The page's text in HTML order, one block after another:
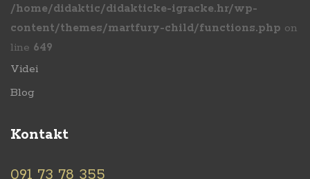
/home/didaktic/didakticke-igracke.hr/wp-
content/themes/martfury-child/functions.php on
line 649
Videi
Blog
Kontakt
091 73 78 355